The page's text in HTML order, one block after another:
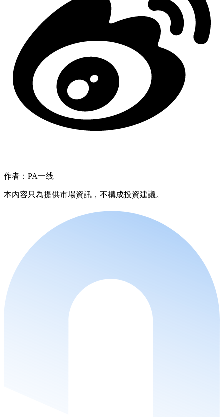
作者：PA一线
本內容只為提供市場資訊，不構成投資建議。